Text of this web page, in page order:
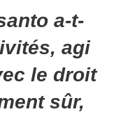
a-t-
agi
le droit
sûr,